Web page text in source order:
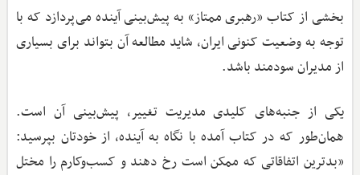
بخشی از کتاب «رهبری ممتاز» به پیش‌بینی آینده می‌پردازد که با
توجه به وضعیت کنونی ایران، شاید مطالعه آن بتواند برای بسیاری
از مدیران سودمند باشد.
یکی از جنبه‌های کلیدی مدیریت تغییر، پیش‌بینی آن است.
همان‌طور که در کتاب آمده با نگاه به آینده، از خودتان بپرسید:
«بدترین اتفاقاتی که ممکن است رخ دهند و کسب‌وکارم را مختل